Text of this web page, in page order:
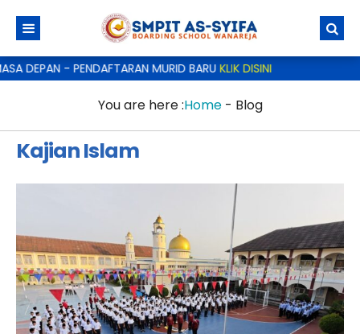
DEPAN - PENDAFTARAN MURID BARUKLIK DISINI
You are here :Home- Blog
Kajian Islam